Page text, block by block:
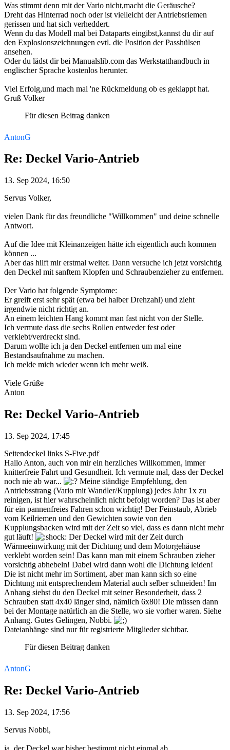
Was stimmt denn mit der Vario nicht,macht die Geräusche?
Dreht das Hinterrad noch oder ist vielleicht der Antriebsriemen
gerissen und hat sich verheddert.
Wenn du das Modell mal bei Dataparts eingibst,kannst du dir auf
den Explosionszeichnungen evtl. die Position der Passhülsen
ansehen.
Oder du lädst dir bei Manualslib.com das Werkstatthandbuch in
englischer Sprache kostenlos herunter.
Viel Erfolg,und mach mal 'ne Rückmeldung ob es geklappt hat.
Gruß Volker
Für diesen Beitrag danken
AntonG
Re: Deckel Vario-Antrieb
13. Sep 2024, 16:50
Servus Volker,
vielen Dank für das freundliche "Willkommen" und deine schnelle
Antwort.
Auf die Idee mit Kleinanzeigen hätte ich eigentlich auch kommen
können ...
Aber das hilft mir erstmal weiter. Dann versuche ich jetzt vorsichtig
den Deckel mit sanftem Klopfen und Schraubenzieher zu entfernen.
Der Vario hat folgende Symptome:
Er greift erst sehr spät (etwa bei halber Drehzahl) und zieht
irgendwie nicht richtig an.
An einem leichten Hang kommt man fast nicht von der Stelle.
Ich vermute dass die sechs Rollen entweder fest oder
verklebt/verdreckt sind.
Darum wollte ich ja den Deckel entfernen um mal eine
Bestandsaufnahme zu machen.
Ich melde mich wieder wenn ich mehr weiß.
Viele Grüße
Anton
Re: Deckel Vario-Antrieb
13. Sep 2024, 17:45
Seitendeckel links S-Five.pdf
Hallo Anton, auch von mir ein herzliches Willkommen, immer
knitterfreie Fahrt und Gesundheit. Ich vermute mal, dass der Deckel
noch nie ab war...
Meine ständige Empfehlung, den
Antriebsstrang (Vario mit Wandler/Kupplung) jedes Jahr 1x zu
reinigen, ist hier wahrscheinlich nicht befolgt worden? Das ist aber
für ein pannenfreies Fahren schon wichtig! Der Feinstaub, Abrieb
vom Keilriemen und den Gewichten sowie von den
Kupplungsbacken wird mit der Zeit so viel, dass es dann nicht mehr
gut läuft!
Der Deckel wird mit der Zeit durch
Wärmeeinwirkung mit der Dichtung und dem Motorgehäuse
verklebt worden sein! Das kann man mit einem Schrauben zieher
vorsichtig abhebeln! Dabei wird dann wohl die Dichtung leiden!
Die ist nicht mehr im Sortiment, aber man kann sich so eine
Dichtung mit entsprechendem Material auch selber schneiden! Im
Anhang siehst du den Deckel mit seiner Besonderheit, dass 2
Schrauben statt 4x40 länger sind, nämlich 6x80! Die müssen dann
bei der Montage natürlich an die Stelle, wo sie vorher waren. Siehe
Anhang. Gutes Gelingen, Nobbi.
Dateianhänge sind nur für registrierte Mitglieder sichtbar.
Für diesen Beitrag danken
AntonG
Re: Deckel Vario-Antrieb
13. Sep 2024, 17:56
Servus Nobbi,
ja, der Deckel war bisher bestimmt nicht einmal ab.